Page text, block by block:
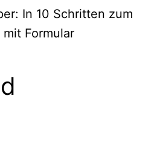
In 10 Schritten zum
Formular